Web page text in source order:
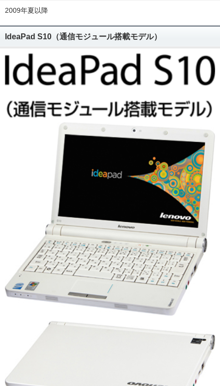
2009年夏以降
IdeaPad S10（通信モジュール搭載モデル）